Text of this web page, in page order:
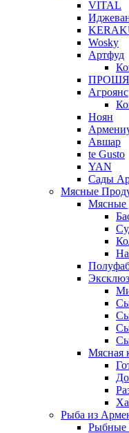
VITAL
Wosky
Артфуд
Агроянс
Ноян
Авшар
te Gusto
YAN
Сады
Мясные
Мясные
Мясная
Рыба из
Рыбные